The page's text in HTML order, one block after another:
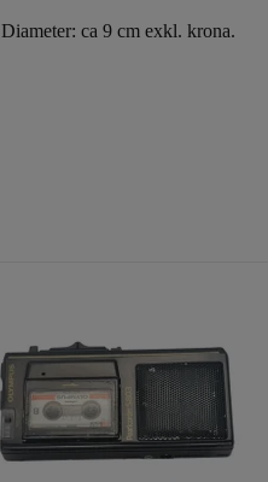
Diameter: ca 9 cm exkl. krona.